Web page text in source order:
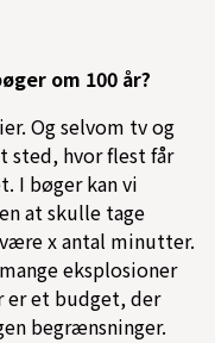
om 100 år?
Og selvom tv og
sted, hvor flest får
I bøger kan vi
at skulle tage
x antal minutter.
eksplosioner
er et budget, der
begrænsninger.